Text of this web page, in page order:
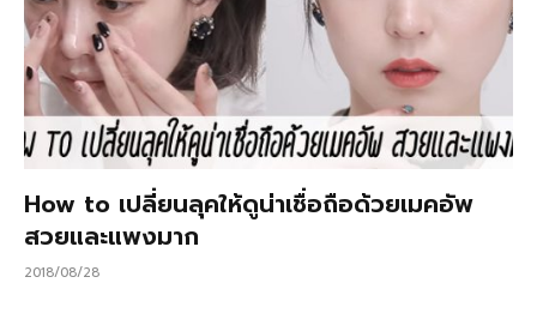
How to เปลี่ยนลุคให้ดูน่าเชื่อถือด้วยเมคอัพ
สวยและแพงมาก
2018/08/28